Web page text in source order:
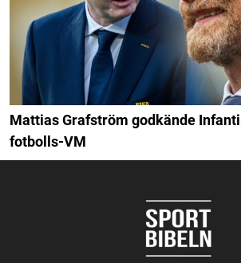
Mattias Grafström godkände
fotbolls-VM